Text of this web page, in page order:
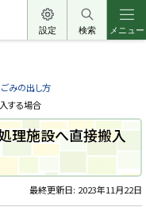
設定 検索 メニュー
ごみの出し方
する場合
理施設へ直接搬入
最終更新日: 2023年11月22日